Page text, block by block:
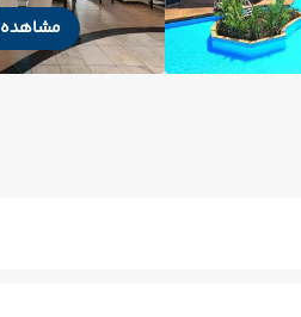
مشاهده 11 عکس دیگر